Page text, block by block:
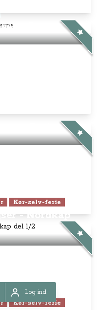
Log ind
Log ind
- Azorerne
– Paris
Kør-selv-ferie
- Nordkap
Kør-selv-ferie